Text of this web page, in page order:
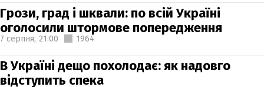
Грози, град і шквали: по всій Україні
оголосили штормове попередження
7 серпня, 21:00 1964
В Україні дещо похолодає: як надовго
відступить спека